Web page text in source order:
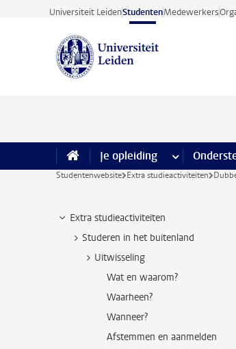
Ga direct naar de inhoud
Universiteit LeidenStudentenMedewerkers
Je opleiding meer Je
Studentenwebsite Extra studieactiviteiten
Extra studieactiviteiten
Studeren in het buitenland
Uitwisseling
Wat en waarom?
Waarheen?
Wanneer?
Afstemmen en aanmelden